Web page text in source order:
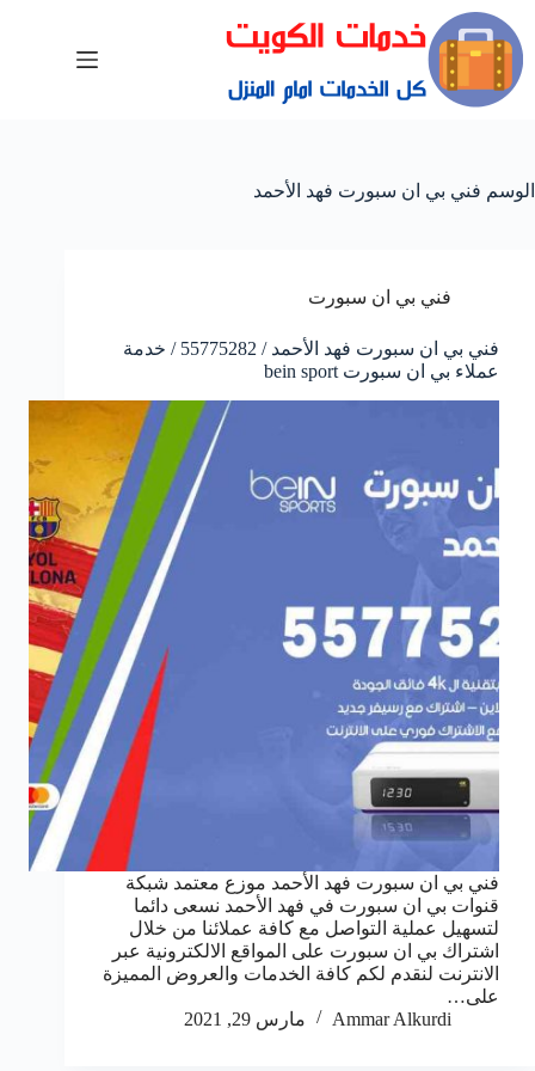
الوسم فني بي ان سبورت فهد الأحمد
فني بي ان سبورت
فني بي ان سبورت فهد الأحمد / 55775282 / خدمة
عملاء بي ان سبورت bein sport
فني بي ان سبورت فهد الأحمد موزع معتمد شبكة
قنوات بي ان سبورت في فهد الأحمد نسعى دائما
لتسهيل عملية التواصل مع كافة عملائنا من خلال
اشتراك بي ان سبورت على المواقع الالكترونية عبر
الانترنت لنقدم لكم كافة الخدمات والعروض المميزة
على…
Ammar Alkurdi
مارس 29, 2021